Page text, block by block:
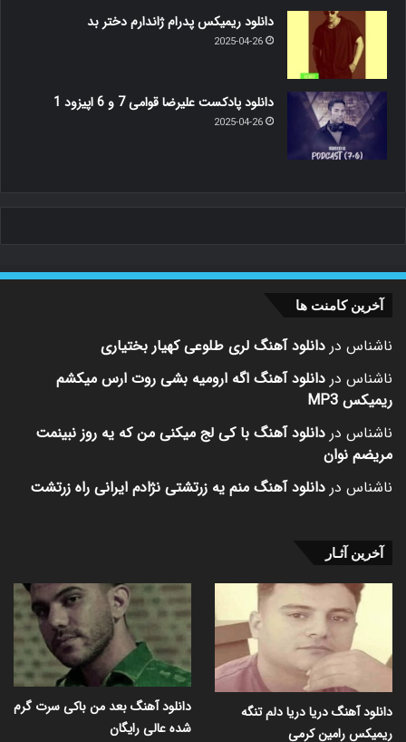
دانلود ریمیکس پدرام ژاندارم دختر بد
2025-04-26
دانلود پادکست علیرضا قوامی 7 و 6 اپیزود 1
2025-04-26
آخرین کامنت ها
ناشناس در دانلود آهنگ لری طلوعی کهیار بختیاری
ناشناس در دانلود آهنگ اگه ارومیه بشی روت ارس میکشم
ریمیکس MP3
ناشناس در دانلود آهنگ با کی لج میکنی من که یه روز نبینمت
مریضم نوان
ناشناس در دانلود آهنگ منم یه زرتشتی نژادم ایرانی راه زرتشت
آخرین آثـار
دانلود آهنگ دریا دریا دلم تنگه
ریمیکس رامین کرمی
دانلود آهنگ بعد من باکی سرت گرم
شده عالی رایگان